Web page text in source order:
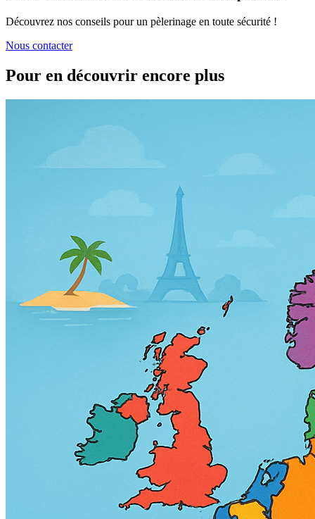
Découvrez nos conseils pour un pèlerinage en toute sécurité !
Nous contacter
Pour en découvrir encore plus